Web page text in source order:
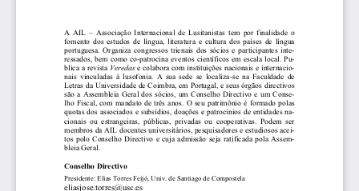
A  AIL  –  Associação  Internacional  de  Lusitanistas  tem  por  finalidade  o
fomento  dos  estudos  de  língua,  literatura  e  cultura  dos  países  de  língua
portuguesa.  Organiza  congressos  trienais  dos  sócios  e  participantes  inte-
ressados, bem como co-patrocina eventos científicos em escala local. Pu-
blica a revista Veredas e colabora com instituições nacionais e internacio-
nais  vinculadas  à  lusofonia.  A  sua  sede  se  localiza-se  na  Faculdade  de
Letras da Universidade de Coimbra, em Portugal, e seus órgãos directivos
são  a  Assembleia  Geral  dos  sócios,  um  Conselho  Directivo  e  um  Conse-
lho  Fiscal,  com  mandato  de  três  anos.  O  seu  patrimônio  é  formado  polas
quotas dos associados e subsídios, doações e patrocínios de entidades na-
cionais  ou  estrangeiras,  públicas,  privadas  ou  cooperativas.  Podem  ser
membros da AIL docentes universitários, pesquisadores e estudiosos acei-
tos  polo  Conselho  Directivo  e  cuja  admissão  seja  ratificada  pola  Assem-
bleia Geral.
Conselho Directivo
Presidente: Elias Torres Feijó, Univ. de Santiago de Compostela
eliasjose.torres@usc.es